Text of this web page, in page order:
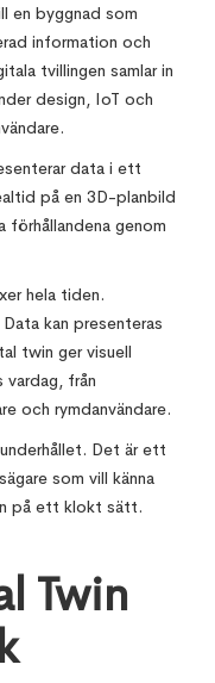
en byggnad som
information och
tvillingen samlar in
design, IoT och
data i ett
på en 3D-planbild
förhållandena genom
hela tiden.
kan presenteras
twin ger visuell
från
och rymdanvändare.
Det är ett
som vill känna
på ett klokt sätt.
Twin